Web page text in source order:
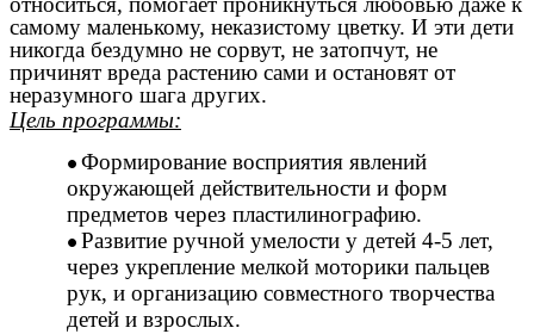
самому маленькому, неказистому цветку. И эти дети
никогда бездумно не сорвут, не затопчут, не
причинят вреда растению сами и остановят от
неразумного шага других.
Цель программы:
Формирование восприятия явлений
окружающей действительности и форм
предметов через пластилинографию.
Развитие ручной умелости у детей 4-5 лет,
через укрепление мелкой моторики пальцев
рук, и организацию совместного творчества
детей и взрослых.